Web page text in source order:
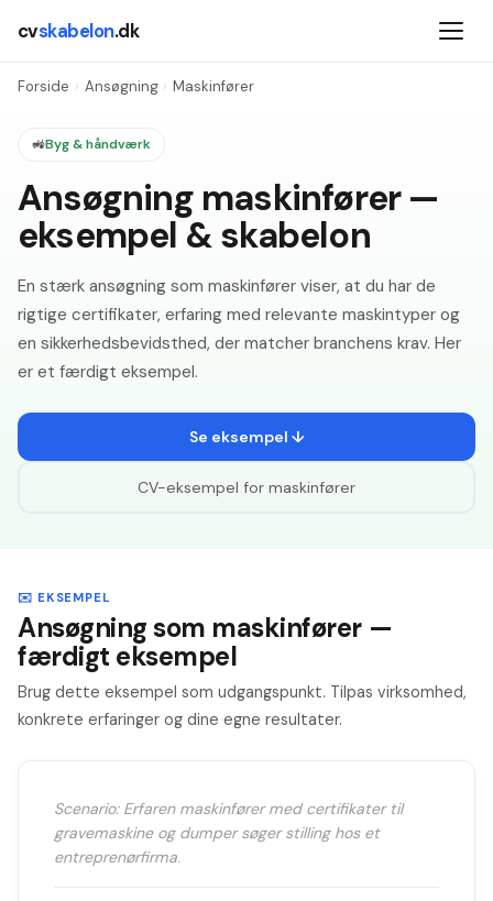
cvskabelon.dk
Forside › Ansøgning › Maskinfører
🚜Byg & håndværk
Ansøgning maskinfører —
eksempel & skabelon
En stærk ansøgning som maskinfører viser, at du har de
rigtige certifikater, erfaring med relevante maskintyper og
en sikkerhedsbevidsthed, der matcher branchens krav. Her
er et færdigt eksempel.
Se eksempel ↓
CV-eksempel for maskinfører
✉️ EKSEMPEL
Ansøgning som maskinfører —
færdigt eksempel
Brug dette eksempel som udgangspunkt. Tilpas virksomhed,
konkrete erfaringer og dine egne resultater.
Scenario: Erfaren maskinfører med certifikater til
gravemaskine og dumper søger stilling hos et
entreprenørfirma.